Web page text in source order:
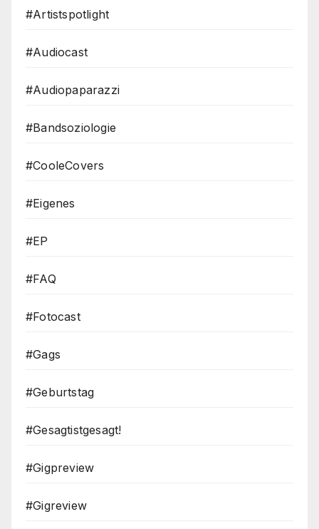
#Artistspotlight
#Audiocast
#Audiopaparazzi
#Bandsoziologie
#CooleCovers
#Eigenes
#EP
#FAQ
#Fotocast
#Gags
#Geburtstag
#Gesagtistgesagt!
#Gigpreview
#Gigreview